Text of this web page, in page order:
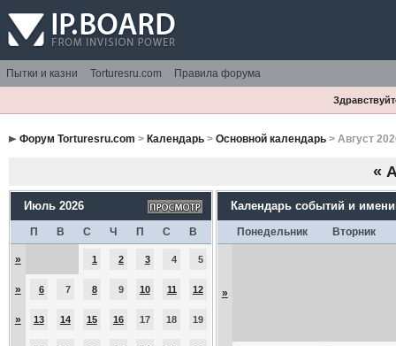
Пытки и казни Torturesru.com Правила форума
Форум Torturesru.com > Календарь> Основной календарь> Август
«
Июль 2026
П В С Ч П С В
» 1 2 3 4 5
» 6 7 8 9 10 11 12
» 13 14 15 16 17 18 19
Календарь событий и
Понедельник Вторник
»